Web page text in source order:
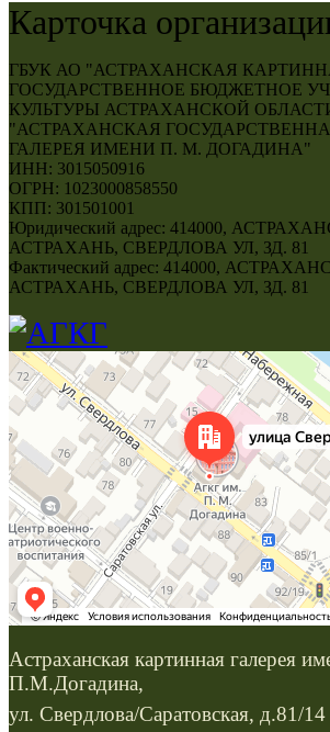
Карточка
ГБУК АО "АСТРАХАНСКАЯ
ГОСУДАРСТВЕННОЕ БЮДЖЕТНОЕ
КУЛЬТУРЫ АСТРАХАНСКОЙ
"АСТРАХАНСКАЯ
ГАЛЕРЕЯ ИМЕНИ П. М. ДОГАДИНА"
ИНН: 3015050916
ОГРН: 1023000858550
КПП: 301501001
Юридический адрес: 414000,
АСТРАХАНЬ, СВЕРДЛОВА УЛ, ЗД. 81
Фактический адрес: 414000,
АСТРАХАНЬ, СВЕРДЛОВА УЛ, ЗД. 81
Астраханская картинная галерея
П.М.Догадина,
ул. Свердлова/Саратовская, д.81/14